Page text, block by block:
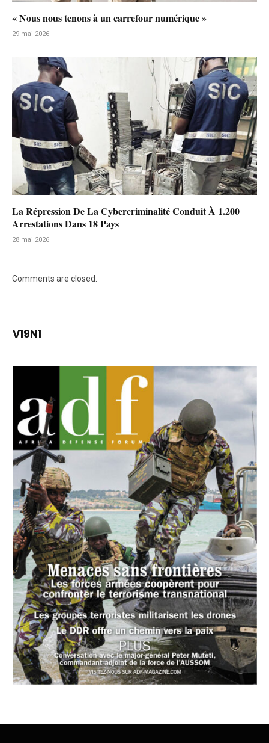
« Nous nous tenons à un carrefour numérique »
29 mai 2026
La Répression De La Cybercriminalité Conduit À 1.200
Arrestations Dans 18 Pays
28 mai 2026
Comments are closed.
V19N1